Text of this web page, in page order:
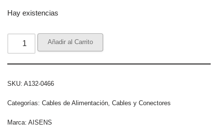
Hay existencias
Añadir al Carrito
SKU: A132-0466
Categorías: Cables de Alimentación Cables y Conectores
Marca: AISENS